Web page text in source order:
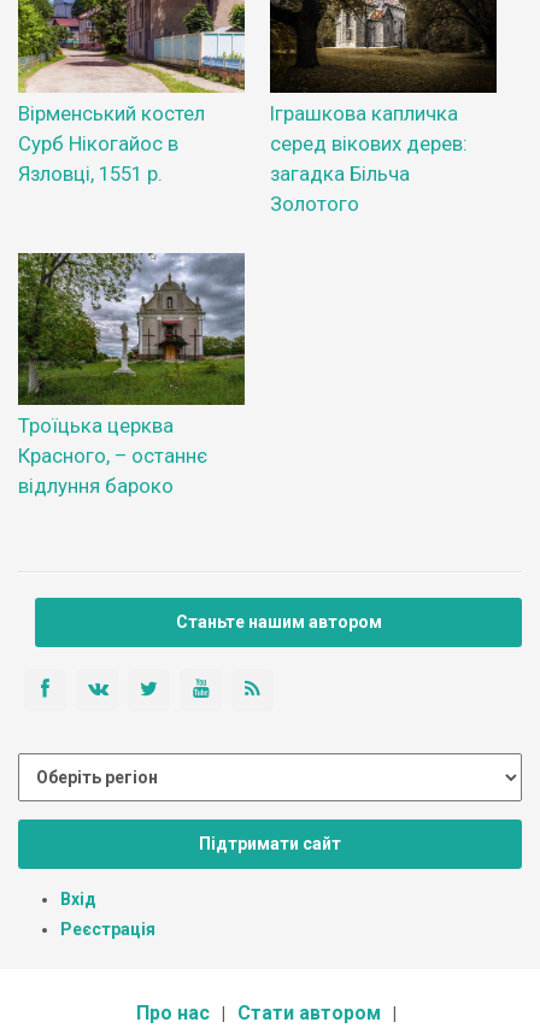
Вірменський костел
Сурб Нікогайос в
Язловці, 1551 р.
Іграшкова капличка
серед вікових дерев:
загадка Більча
Золотого
Троїцька церква
Красного, – останнє
відлуння бароко
Станьте нашим автором
Підтримати сайт
Вхід
Реєстрація
Про нас Стати автором